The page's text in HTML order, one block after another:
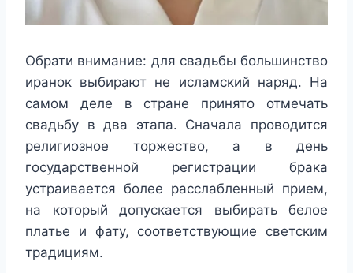
Обрати внимание: для свадьбы большинство
иранок выбирают не исламский наряд. На
самом деле в стране принято отмечать
свадьбу в два этапа. Сначала проводится
религиозное торжество, а в день
государственной регистрации брака
устраивается более расслабленный прием,
на который допускается выбирать белое
платье и фату, соответствующие светским
традициям.